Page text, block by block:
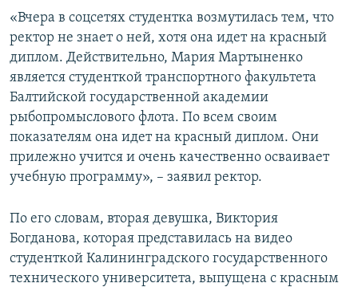
«Вчера в соцсетях студентка возмутилась тем, что
ректор не знает о ней, хотя она идет на красный
диплом. Действительно, Мария Мартыненко
является студенткой транспортного факультета
Балтийской государственной академии
рыбопромыслового флота. По всем своим
показателям она идет на красный диплом. Они
прилежно учится и очень качественно осваивает
учебную программу», – заявил ректор.
По его словам, вторая девушка, Виктория
Богданова, которая представилась на видео
студенткой Калининградского государственного
технического университета, выпущена с красным